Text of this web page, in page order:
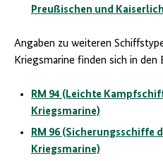
Preußischen und
Angaben zu weiteren
Kriegsmarine finden sich in den
RM 94 (Leichte
Kriegsmarine)
RM 96 (Sicherungsschiffe
Kriegsmarine)